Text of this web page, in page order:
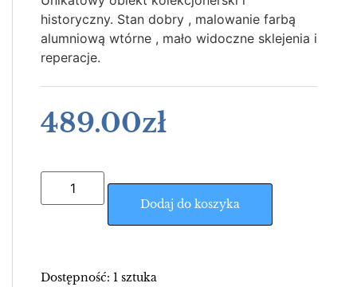
historyczny. Stan dobry , malowanie farbą
alumniową wtórne , mało widoczne sklejenia i
reperacje.
489.00zł
Dodaj do koszyka
Dostępność: 1 sztuka